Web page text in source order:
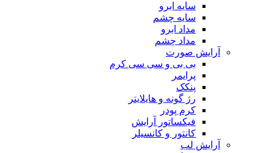
سایه ابرو
سایه چشم
مداد ابرو
مداد چشم
آرایش صورت
بی بی و سی سی کرم
پرایمر
پنکک
رژ گونه و هایلایتر
کرم پودر
فیکساتور آرایش
کانتور و کانسیلر
آرایش لب